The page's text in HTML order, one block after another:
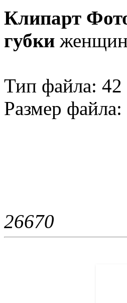
Клипарт
губки женщин
Тип файла: 42
Размер
26670